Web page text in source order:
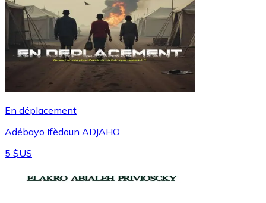
En déplacement
Adébayo Ifèdoun ADJAHO
5 $US